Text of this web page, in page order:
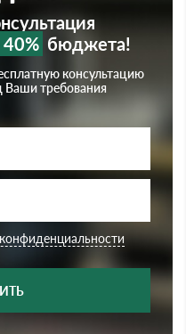
бюджета!
консультацию
Ваши требования